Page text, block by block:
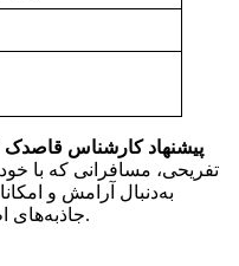
پیشنهاد کارشناس قاصدک ۲۴:
تفریحی، مسافرانی که با
به‌دنبال آرامش و
جاذبه‌های اطراف یزد هستند گزینه‌ مناسبی است.